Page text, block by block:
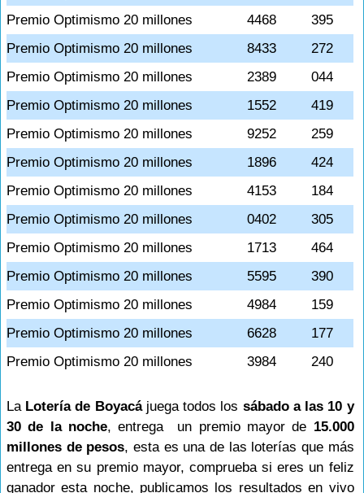
Premio Optimismo 20 millones
4468
395
Premio Optimismo 20 millones
8433
272
Premio Optimismo 20 millones
2389
044
Premio Optimismo 20 millones
1552
419
Premio Optimismo 20 millones
9252
259
Premio Optimismo 20 millones
1896
424
Premio Optimismo 20 millones
4153
184
Premio Optimismo 20 millones
0402
305
Premio Optimismo 20 millones
1713
464
Premio Optimismo 20 millones
5595
390
Premio Optimismo 20 millones
4984
159
Premio Optimismo 20 millones
6628
177
Premio Optimismo 20 millones
3984 240
La Lotería de Boyacá juega todos los sábado a las 10 y
30 de la noche, entrega un premio mayor de 15.000
millones de pesos, esta es una de las loterías que más
entrega en su premio mayor, comprueba si eres un feliz
ganador esta noche, publicamos los resultados en vivo